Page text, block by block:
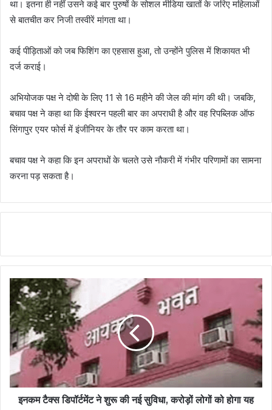
था। इतना ही नहीं उसने कई बार पुरुषों के सोशल मीडिया खातों के जरिए महिलाओं
से बातचीत कर निजी तस्वीरें मांगता था।
कई पीड़िताओं को जब फिशिंग का एहसास हुआ, तो उन्होंने पुलिस में शिकायत भी
दर्ज कराई।
अभियोजक पक्ष ने दोषी के लिए 11 से 16 महीने की जेल की मांग की थी। जबकि,
बचाव पक्ष ने कहा था कि ईश्वरन पहली बार का अपराधी है और वह रिपब्लिक ऑफ
सिंगापुर एयर फोर्स में इंजीनियर के तौर पर काम करता था।
बचाव पक्ष ने कहा कि इन अपराधों के चलते उसे नौकरी में गंभीर परिणामों का सामना
करना पड़ सकता है।
इनकम टैक्स डिपॉर्टमेंट ने शुरू की नई सुविधा, करोड़ों लोगों को होगा यह